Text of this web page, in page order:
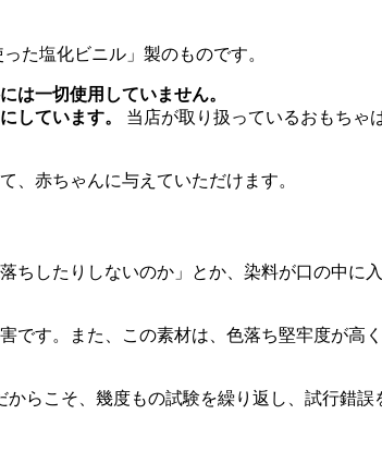
た塩化ビニル」製のものです。
は一切使用していません。
しています。
当店が取り扱っているおもちゃ
、赤ちゃんに与えていただけます。
したりしないのか」とか、染料が口の中に
です。また、この素材は、色落ち堅牢度が高
らこそ、幾度もの試験を繰り返し、試行錯